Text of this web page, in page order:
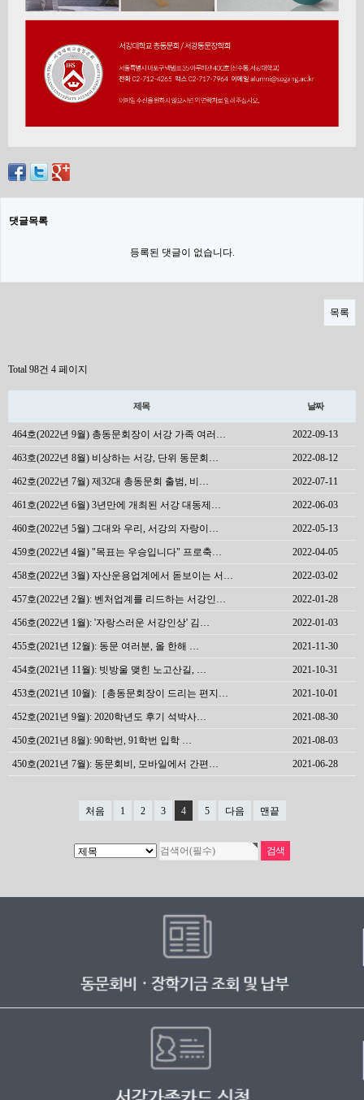
댓글목록
등록된 댓글이 없습니다.
목록
Total 98건 4 페이지
제목 날짜
464호(2022년 9월) 총동문회장이 서강 가족 여러… 2022-09-13
463호(2022년 8월) 비상하는 서강, 단위 동문회… 2022-08-12
462호(2022년 7월) 제32대 총동문회 출범, 비… 2022-07-11
461호(2022년 6월) 3년만에 개최된 서강 대동제… 2022-06-03
460호(2022년 5월) 그대와 우리, 서강의 자랑이… 2022-05-13
459호(2022년 4월) "목표는 우승입니다" 프로축… 2022-04-05
458호(2022년 3월) 자산운용업계에서 돋보이는 서… 2022-03-02
457호(2022년 2월): 벤처업계를 리드하는 서강인… 2022-01-28
456호(2022년 1월): '자랑스러운 서강인상' 김… 2022-01-03
455호(2021년 12월): 동문 여러분, 올 한해 … 2021-11-30
454호(2021년 11월): 빗방울 맺힌 노고산길, … 2021-10-31
453호(2021년 10월):［총동문회장이 드리는 편지… 2021-10-01
452호(2021년 9월): 2020학년도 후기 석박사… 2021-08-30
450호(2021년 8월): 90학번, 91학번 입학 … 2021-08-03
450호(2021년 7월): 동문회비, 모바일에서 간편… 2021-06-28
처음 1 2 3 4 5 다음 맨끝